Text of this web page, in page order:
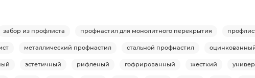
забор из профлиста профнастил для монолитного перекрытия
металлический профнастил стальной профнастил
эстетичный рифленый гофрированный жесткий